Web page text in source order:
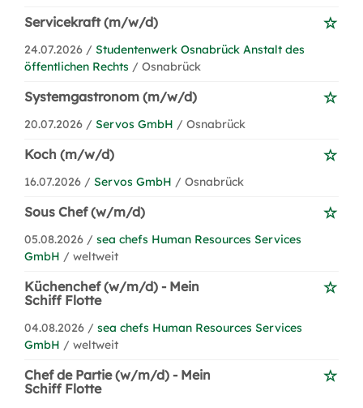
Servicekraft (m/w/d)
24.07.2026 / Studentenwerk Osnabrück Anstalt des
öffentlichen Rechts / Osnabrück
Systemgastronom (m/w/d)
20.07.2026 / Servos GmbH / Osnabrück
Koch (m/w/d)
16.07.2026 / Servos GmbH / Osnabrück
Sous Chef (w/m/d)
05.08.2026 / sea chefs Human Resources Services
GmbH / weltweit
Küchenchef (w/m/d) - Mein
Schiff Flotte
04.08.2026 / sea chefs Human Resources Services
GmbH / weltweit
Chef de Partie (w/m/d) - Mein
Schiff Flotte